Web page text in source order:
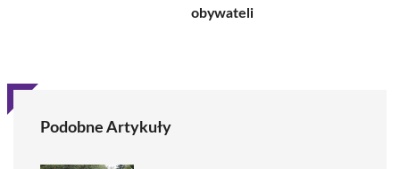
obywateli
Podobne Artykuły